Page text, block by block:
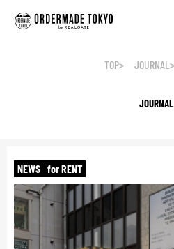
TOP JOURNAL
JOURNAL
NEWS for RENT